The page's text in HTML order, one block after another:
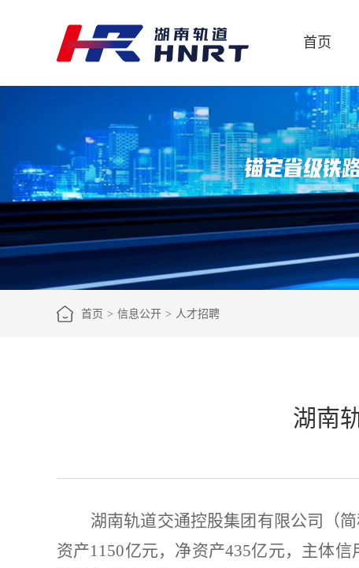
首页
首页 > 信息公开 > 人才招聘
湖南
湖南轨道交通控股集团有限公司（
资产1150亿元，净资产435亿元，主体信